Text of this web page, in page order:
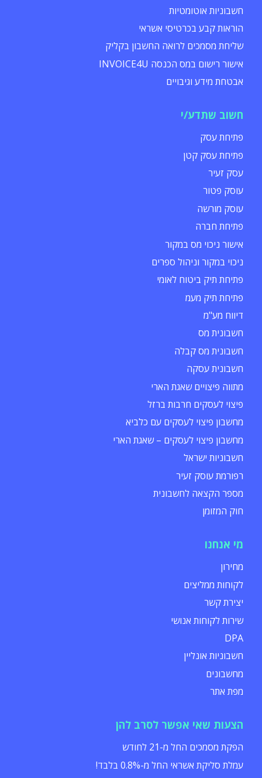
חשבוניות אוטומטיות
הוראות קבע בכרטיסי אשראי
שליחת מסמכים לרואה החשבון בקליק
אישור רישום במס הכנסה INVOICE4U
אבטחת מידע וגיבויים
חשוב שתדע/י
פתיחת עסק
פתיחת עסק קטן
עסק זעיר
עוסק פטור
עוסק מורשה
פתיחת חברה
אישור ניכוי מס במקור
ניכוי במקור וניהול ספרים
פתיחת תיק ביטוח לאומי
פתיחת תיק מעמ
דיווח מע"מ
חשבונית מס
חשבונית מס קבלה
חשבונית עסקה
מתווה פיצויים שאגת הארי
פיצוי לעסקים חרבות ברזל
מחשבון פיצוי לעסקים עם כלביא
מחשבון פיצוי לעסקים – שאגת הארי
חשבוניות ישראל
רפורמת עוסק זעיר
מספר הקצאה לחשבונית
חוק המזומן
מי אנחנו
מחירון
לקוחות ממליצים
יצירת קשר
שירות לקוחות אנושי
DPA
חשבוניות אונליין
מחשבונים
מפת אתר
הצעות שאי אפשר לסרב להן
הפקת מסמכים החל מ-21 לחודש
עמלת סליקת אשראי החל מ-0.8% בלבד!